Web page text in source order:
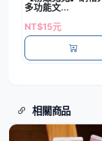
多功能文...
NT$15元
相關商品